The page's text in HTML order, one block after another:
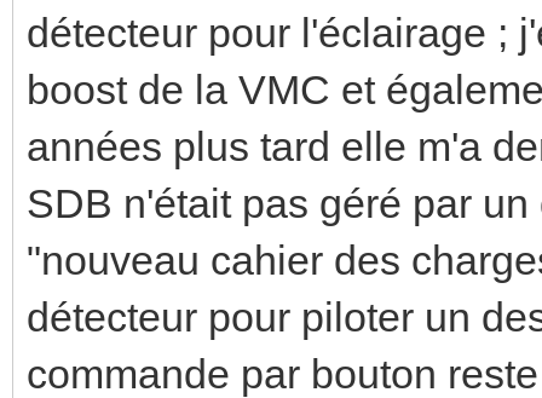
détecteur pour l'éclairage ;
boost de la VMC et
années plus tard elle m'a
SDB n'était pas géré par
"nouveau cahier des
détecteur pour piloter un
commande par bouton